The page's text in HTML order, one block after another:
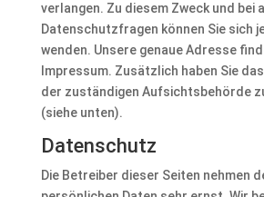
verlangen. Zu diesem Zweck und bei
Datenschutzfragen können Sie sich
wenden. Unsere genaue Adresse
Impressum. Zusätzlich haben Sie
der zuständigen Aufsichtsbehörde
(siehe unten).
Datenschutz
Die Betreiber dieser Seiten nehmen